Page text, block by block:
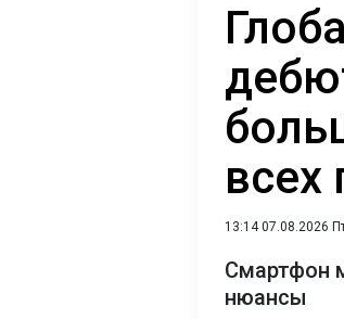
всех
13:14 07.08.2026
Смартфон
нюансы